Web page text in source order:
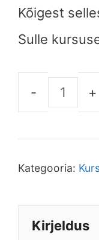
Kõigest
Sulle
Kategooria:
Kirjeldus